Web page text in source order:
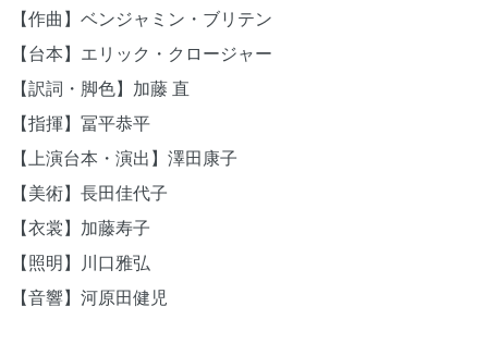
【作曲】ベンジャミン・ブリテン
【台本】エリック・クロージャー
【訳詞・脚色】加藤 直
【指揮】冨平恭平
【上演台本・演出】澤田康子
【美術】長田佳代子
【衣裳】加藤寿子
【照明】川口雅弘
【音響】河原田健児